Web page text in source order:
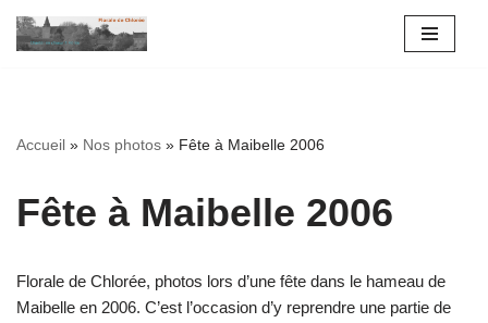
Accueil » Nos photos » Fête à Maibelle 2006
Fête à Maibelle 2006
Florale de Chlorée, photos lors d’une fête dans le hameau de
Maibelle en 2006. C’est l’occasion d’y reprendre une partie de